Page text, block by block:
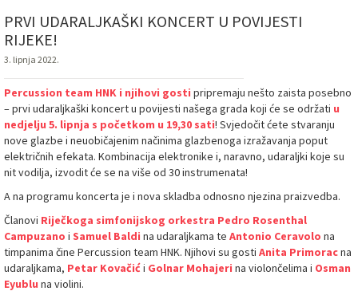
PRVI UDARALJKAŠKI KONCERT U POVIJESTI
RIJEKE!
3. lipnja 2022.
Percussion team HNK i njihovi gosti pripremaju nešto zaista posebno
– prvi udaraljkaški koncert u povijesti našega grada koji će se održati u
nedjelju 5. lipnja s početkom u 19,30 sati! Svjedočit ćete stvaranju
nove glazbe i neuobičajenim načinima glazbenoga izražavanja poput
električnih efekata. Kombinacija elektronike i, naravno, udaraljki koje su
nit vodilja, izvodit će se na više od 30 instrumenata!
A na programu koncerta je i nova skladba odnosno njezina praizvedba.
Članovi Riječkoga simfonijskog orkestra Pedro Rosenthal
Campuzano i Samuel Baldi na udaraljkama te Antonio Ceravolo na
timpanima čine Percussion team HNK. Njihovi su gosti Anita Primoracna
udaraljkama, Petar Kovačići Golnar Mohajeri na violončelima i Osman
Eyublu na violini.